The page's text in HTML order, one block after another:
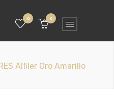
0 0
Alfiler Oro Amarillo